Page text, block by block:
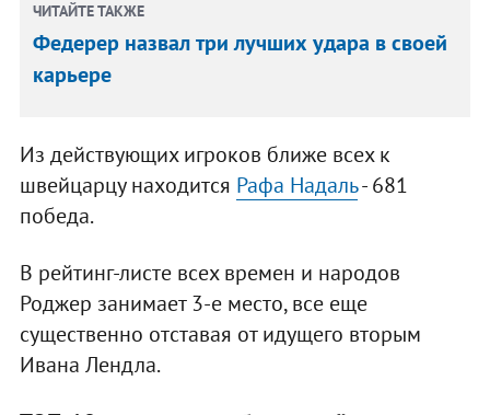
ЧИТАЙТЕ ТАКЖЕ
Федерер назвал три лучших удара в своей
карьере
Из действующих игроков ближе всех к
швейцарцу находится Рафа Надаль- 681
победа.
В рейтинг-листе всех времен и народов
Роджер занимает 3-е место, все еще
существенно отставая от идущего вторым
Ивана Лендла.